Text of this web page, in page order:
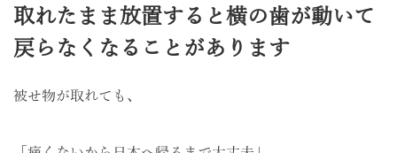
取れたまま放置すると横の歯が動いて
戻らなくなることがあります
被せ物が取れても、